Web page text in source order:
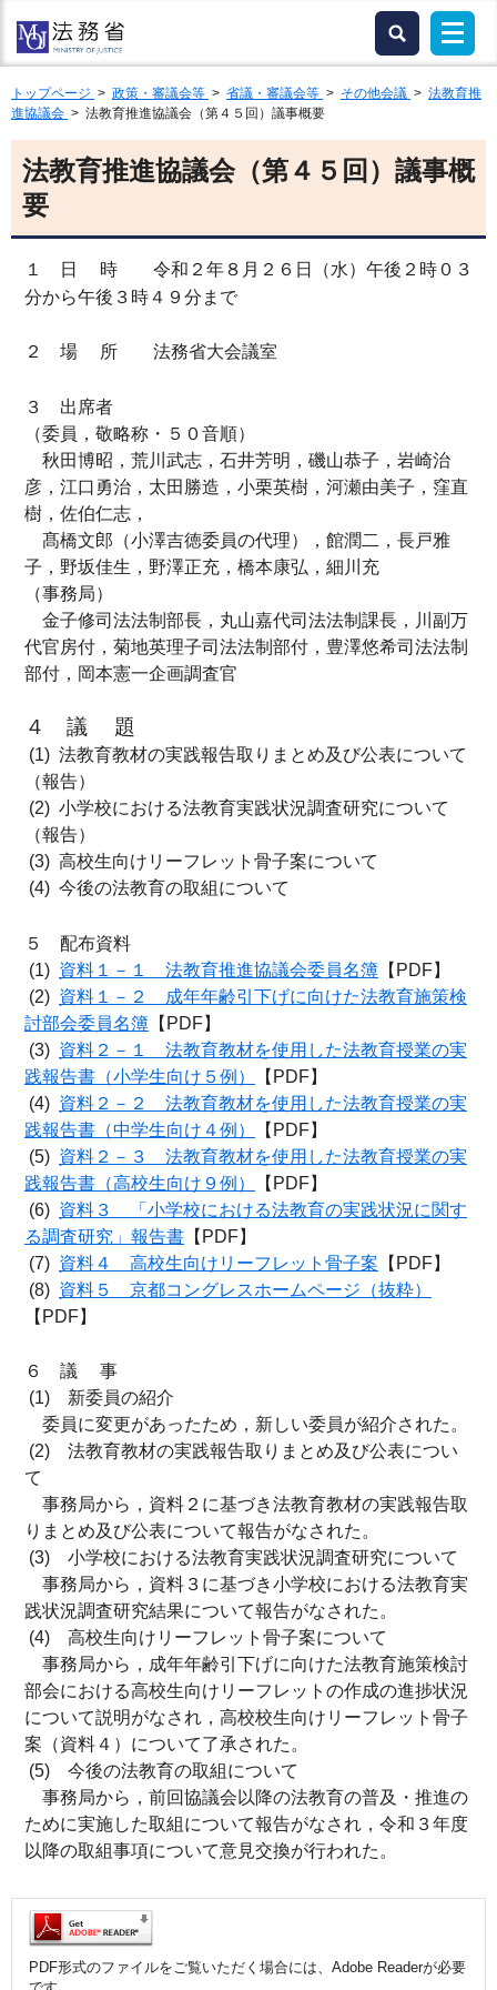
トップページ > 政策・審議会等 > 省議・審議会等 > その他会議 > 法教育推
進協議会 > 法教育推進協議会（第４５回）議事概要
法教育推進協議会（第４５回）議事概
要
１ 日 時 令和２年８月２６日（水）午後２時０３
分から午後３時４９分まで
２ 場 所 法務省大会議室
３ 出席者
（委員，敬略称・５０音順）
秋田博昭，荒川武志，石井芳明，磯山恭子，岩崎治
彦，江口勇治，太田勝造，小栗英樹，河瀬由美子，窪直
樹，佐伯仁志，
髙橋文郎（小澤吉徳委員の代理），館潤二，長戸雅
子，野坂佳生，野澤正充，橋本康弘，細川充
（事務局）
金子修司法法制部長，丸山嘉代司法法制課長，川副万
代官房付，菊地英理子司法法制部付，豊澤悠希司法法制
部付，岡本憲一企画調査官
４ 議 題
(1) 法教育教材の実践報告取りまとめ及び公表について
（報告）
(2) 小学校における法教育実践状況調査研究について
（報告）
(3) 高校生向けリーフレット骨子案について
(4) 今後の法教育の取組について
５ 配布資料
(1) 資料１－１ 法教育推進協議会委員名簿 【PDF】
(2) 資料１－２ 成年年齢引下げに向けた法教育施策検
討部会委員名簿 【PDF】
(3) 資料２－１ 法教育教材を使用した法教育授業の実
践報告書（小学生向け５例）
【PDF】
(4) 資料２－２ 法教育教材を使用した法教育授業の実
践報告書（中学生向け４例）
【PDF】
(5) 資料２－３ 法教育教材を使用した法教育授業の実
践報告書（高校生向け９例）
【PDF】
(6) 資料３ 「小学校における法教育の実践状況に関す
る調査研究」報告書 【PDF】
(7) 資料４ 高校生向けリーフレット骨子案 【PDF】
(8) 資料５ 京都コングレスホームページ（抜粋）
【PDF】
６ 議 事
(1) 新委員の紹介
委員に変更があったため，新しい委員が紹介された。
(2) 法教育教材の実践報告取りまとめ及び公表につい
て
事務局から，資料２に基づき法教育教材の実践報告取
りまとめ及び公表について報告がなされた。
(3) 小学校における法教育実践状況調査研究について
事務局から，資料３に基づき小学校における法教育実
践状況調査研究結果について報告がなされた。
(4) 高校生向けリーフレット骨子案について
事務局から，成年年齢引下げに向けた法教育施策検討
部会における高校生向けリーフレットの作成の進捗状況
について説明がなされ，高校校生向けリーフレット骨子
案（資料４）について了承された。
(5) 今後の法教育の取組について
事務局から，前回協議会以降の法教育の普及・推進の
ために実施した取組について報告がなされ，令和３年度
以降の取組事項について意見交換が行われた。
PDF形式のファイルをご覧いただく場合には、Adobe Readerが必要